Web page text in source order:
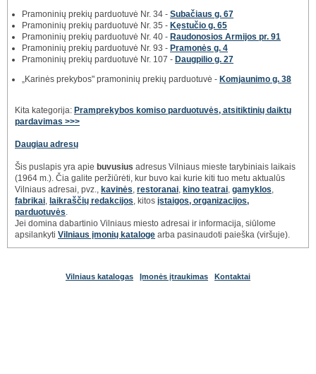
Pramoninių prekių parduotuvė Nr. 34 - Subačiaus g. 67
Pramoninių prekių parduotuvė Nr. 35 - Kęstučio g. 65
Pramoninių prekių parduotuvė Nr. 40 - Raudonosios Armijos pr. 91
Pramoninių prekių parduotuvė Nr. 93 - Pramonės g. 4
Pramoninių prekių parduotuvė Nr. 107 - Daugpilio g. 27
„Karinės prekybos" pramoninių prekių parduotuvė - Komjaunimo g. 38
Kita kategorija: Pramprekybos komiso parduotuvės, atsitiktinių daiktų
pardavimas >>>
Daugiau adresų
Šis puslapis yra apie buvusius adresus Vilniaus mieste tarybiniais laikais
(1964 m.). Čia galite peržiūrėti, kur buvo kai kurie kiti tuo metu aktualūs
Vilniaus adresai, pvz., kavinės restoranai kino teatrai gamyklos
fabrikai laikraščių redakcijos , kitos įstaigos, organizacijos,
parduotuvės
Jei domina dabartinio Vilniaus miesto adresai ir informacija, siūlome
apsilankyti Vilniaus įmonių kataloge arba pasinaudoti paieška (viršuje).
Vilniaus katalogas Įmonės įtraukimas Kontaktai